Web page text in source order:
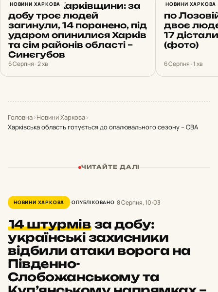
НОВИНИ ХАРКОВА
Обстріли Харківщини: за
добу троє людей
загинули, 14 поранено, під
ударом опинилися Харків
та сім районів області –
Синєгубов
6 Серпня · 2 хв
НОВИНИ ХАРКОВА
Росіяни
по
двоє
17
(фото)
6 Серпня · 1 хв
Головна›Новини Харкова›
Харківська область готується до опалювального сезону – ОВА
ЧИТАЙТЕ ДАЛІ
НОВИНИ ХАРКОВА ОПУБЛІКОВАНО 8 Серпня, 10:03
14 штурмів за добу:
українські захисники
відбили атаки ворога на
Південно-
Слобожанському та